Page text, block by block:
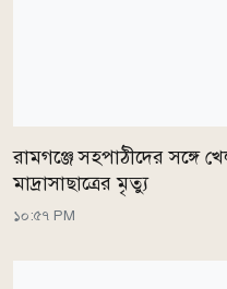
রামগঞ্জে সহপাঠীদের সঙ্গে
মাদ্রাসাছাত্রের মৃত্যু
১০:৫৭ PM